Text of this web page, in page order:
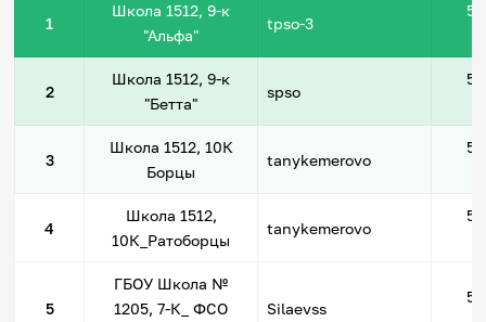
Методика
English
Задать вопрос
1
Школа 1512, 9-к
"Альфа"
tpso-3
2
Школа 1512, 9-к
"Бетта"
spso
3
Школа 1512, 10К
Борцы
tanykemerovo
4
Школа 1512,
10К_Ратоборцы
tanykemerovo
5
ГБОУ Школа №
1205, 7-К_ ФСО
Silaevss